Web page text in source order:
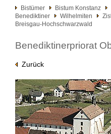
Bistümer Bistum Konstanz
Benediktiner
Wilhelmiten
Breisgau-Hochschwarzwald
Benediktinerpriorat
Zurück